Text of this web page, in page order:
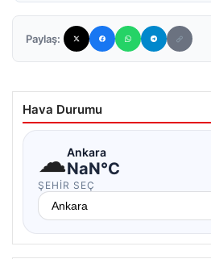
Paylaş:
Hava Durumu
☁Ankara
NaN°C
ŞEHIR SEÇ